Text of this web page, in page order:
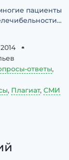
пациенты
ответы,
, Плагиат, СМИ